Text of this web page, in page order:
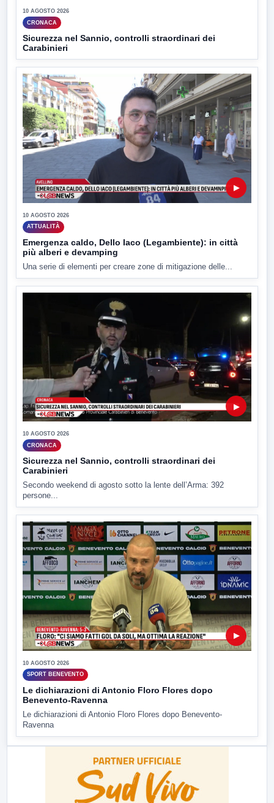
10 AGOSTO 2026
CRONACA
Sicurezza nel Sannio, controlli straordinari dei
Carabinieri
▶
10 AGOSTO 2026
ATTUALITÀ
Emergenza caldo, Dello Iaco (Legambiente): in città
più alberi e devamping
Una serie di elementi per creare zone di mitigazione delle...
▶
10 AGOSTO 2026
CRONACA
Sicurezza nel Sannio, controlli straordinari dei
Carabinieri
Secondo weekend di agosto sotto la lente dell’Arma: 392
persone...
▶
10 AGOSTO 2026
SPORT BENEVENTO
Le dichiarazioni di Antonio Floro Flores dopo
Benevento-Ravenna
Le dichiarazioni di Antonio Floro Flores dopo Benevento-
Ravenna